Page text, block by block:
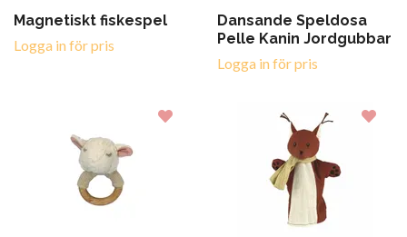
Magnetiskt fiskespel
Logga in för pris
Dansande Speldosa
Pelle Kanin Jordgubbar
Logga in för pris